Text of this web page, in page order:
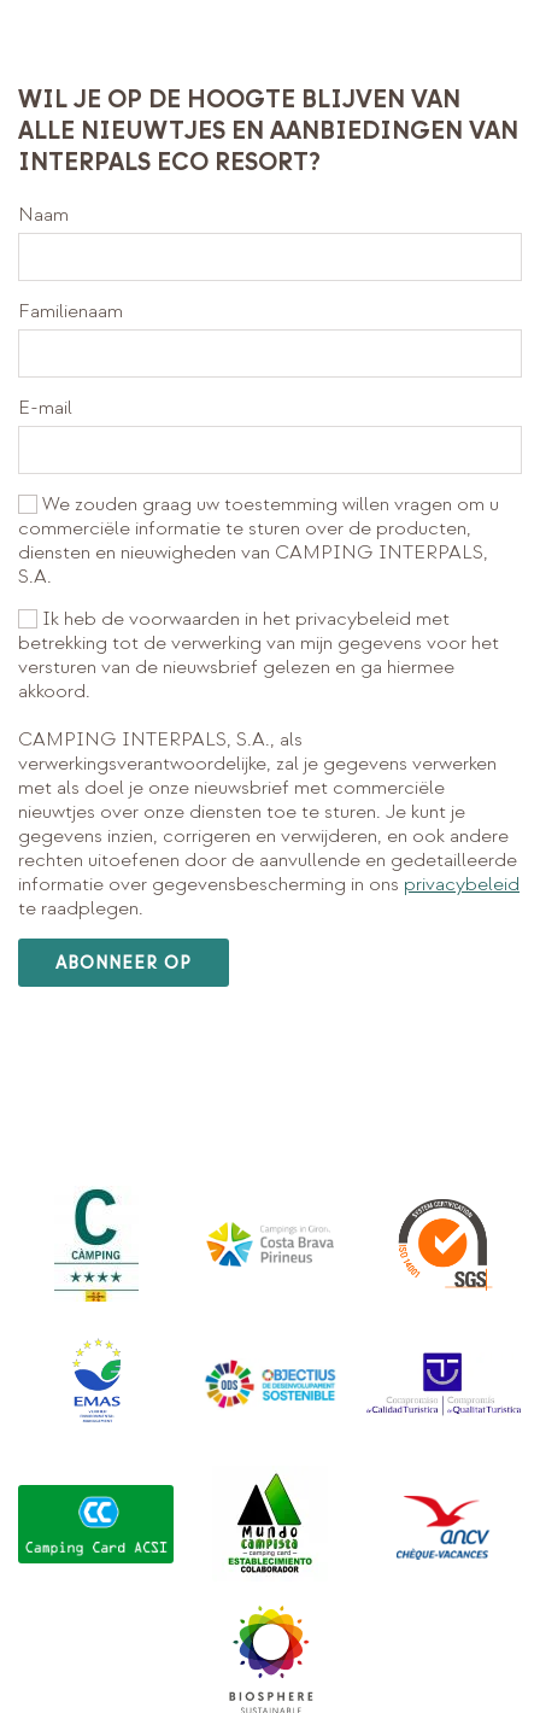
WIL JE OP DE HOOGTE BLIJVEN VAN
ALLE NIEUWTJES EN AANBIEDINGEN VAN
INTERPALS ECO RESORT?
Naam
Familienaam
E-mail
We zouden graag uw toestemming willen vragen om u
commerciële informatie te sturen over de producten,
diensten en nieuwigheden van CAMPING INTERPALS,
S.A.
Ik heb de voorwaarden in het privacybeleid met
betrekking tot de verwerking van mijn gegevens voor het
versturen van de nieuwsbrief gelezen en ga hiermee
akkoord.
CAMPING INTERPALS, S.A., als
verwerkingsverantwoordelijke, zal je gegevens verwerken
met als doel je onze nieuwsbrief met commerciële
nieuwtjes over onze diensten toe te sturen. Je kunt je
gegevens inzien, corrigeren en verwijderen, en ook andere
rechten uitoefenen door de aanvullende en gedetailleerde
informatie over gegevensbescherming in ons privacybeleid
te raadplegen.
ABONNEER OP